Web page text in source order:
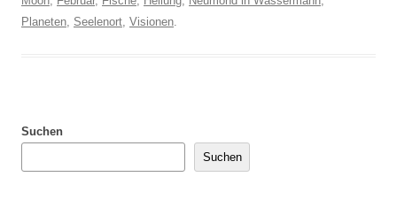
Planeten, Seelenort, Visionen.
Suchen
Suchen